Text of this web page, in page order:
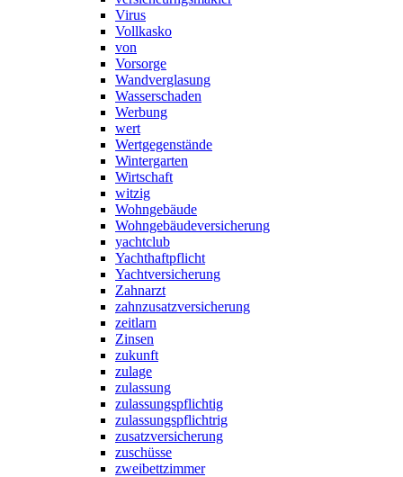
Virus
Vollkasko
von
Vorsorge
Wandverglasung
Wasserschaden
Werbung
wert
Wertgegenstände
Wintergarten
Wirtschaft
witzig
Wohngebäude
Wohngebäudeversicherung
yachtclub
Yachthaftpflicht
Yachtversicherung
Zahnarzt
zahnzusatzversicherung
zeitlarn
Zinsen
zukunft
zulage
zulassung
zulassungspflichtig
zulassungspflichtrig
zusatzversicherung
zuschüsse
zweibettzimmer